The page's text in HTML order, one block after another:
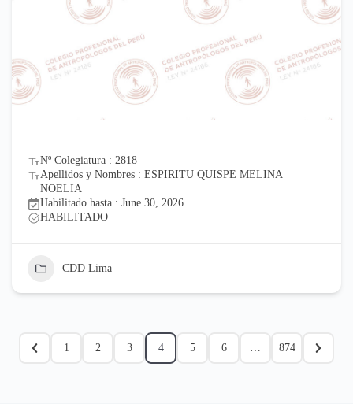
Nº Colegiatura : 2818
Apellidos y Nombres : ESPIRITU QUISPE MELINA
NOELIA
Habilitado hasta : June 30, 2026
HABILITADO
CDD Lima
1 2 3 4 5 6 … 874